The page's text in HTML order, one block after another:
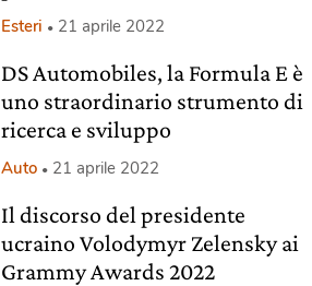
Esteri 21 aprile 2022
DS Automobiles, la Formula E è
uno straordinario strumento di
ricerca e sviluppo
Auto 21 aprile 2022
Il discorso del presidente
ucraino Volodymyr Zelensky ai
Grammy Awards 2022